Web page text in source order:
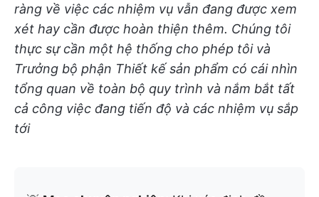
ràng về việc các nhiệm vụ vẫn đang được xem
xét hay cần được hoàn thiện thêm. Chúng tôi
thực sự cần một hệ thống cho phép tôi và
Trưởng bộ phận Thiết kế sản phẩm có cái nhìn
tổng quan về toàn bộ quy trình và nắm bắt tất
cả công việc đang tiến độ và các nhiệm vụ sắp
tới